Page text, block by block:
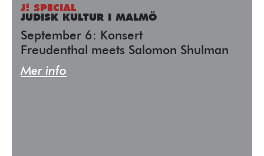
J! SPECIAL
JUDISK KULTUR I MALMÖ
September 6: Konsert
Freudenthal meets Salomon Shulman
Mer info